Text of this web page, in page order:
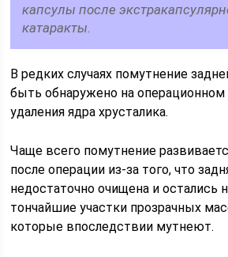
капсулы после
катаракты.
В редких случаях помутнение
быть обнаружено на операционном
удаления ядра хрусталика.
Чаще всего помутнение
после операции из-за того, что
недостаточно очищена и остались
тончайшие участки прозрачных
которые впоследствии мутнеют.